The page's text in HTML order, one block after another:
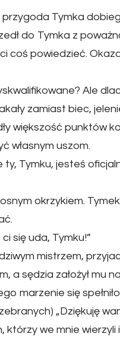
przygoda Tymka
do Tymka z
coś powiedzieć.
Ale
zamiast biec,
większość punktów
własnym uszom.
ty, Tymku, jesteś
okrzykiem.
ci się uda, Tymku!”
mistrzem,
a sędzia założył mu
marzenie się
„Dziękuję
którzy we mnie